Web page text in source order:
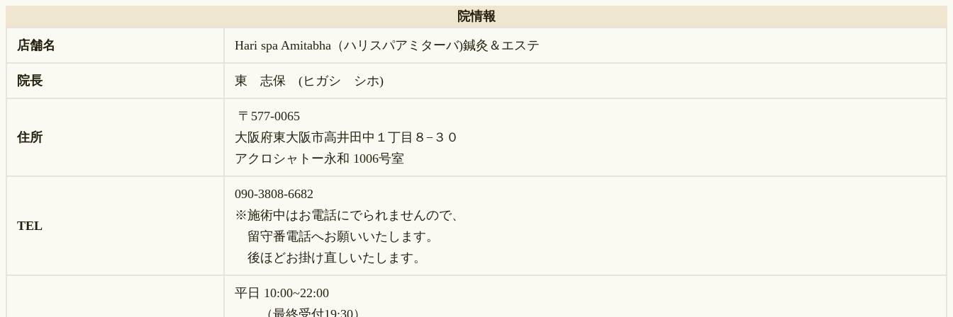
院情報
店舗名 Hari spa Amitabha（ハリスパアミターバ)鍼灸＆エステ
院長 東 志保 (ヒガシ シホ)
住所
〒577-0065
大阪府東大阪市高井田中１丁目８−３０
アクロシャトー永和 1006号室
TEL
090-3808-6682
※施術中はお電話にでられませんので、
留守番電話へお願いいたします。
後ほどお掛け直しいたします。
平日 10:00~22:00
（最終受付19:30）